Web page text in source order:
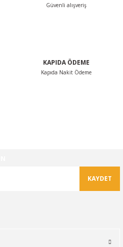
Güvenli alışveriş
KAPIDA ÖDEME
Kapıda Nakit Ödeme
KAYDET